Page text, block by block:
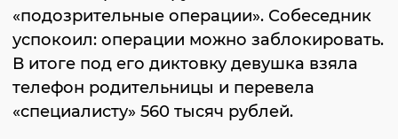
«подозрительные операции». Собеседник
успокоил: операции можно заблокировать.
В итоге под его диктовку девушка взяла
телефон родительницы и перевела
«специалисту» 560 тысяч рублей.